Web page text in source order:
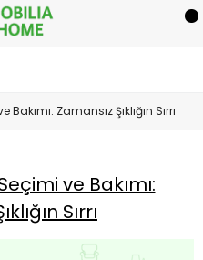
Zamansız Şıklığın Sırrı
ve Bakımı:
Sırrı